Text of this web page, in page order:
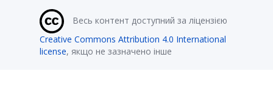
Весь контент доступний за ліцензією
Creative Commons Attribution 4.0 International
license, якщо не зазначено інше